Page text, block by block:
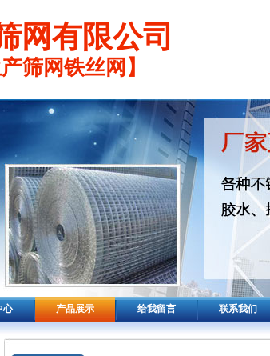
网有限公司
筛网铁丝网】
心 产品展示 给我留言 联系我们